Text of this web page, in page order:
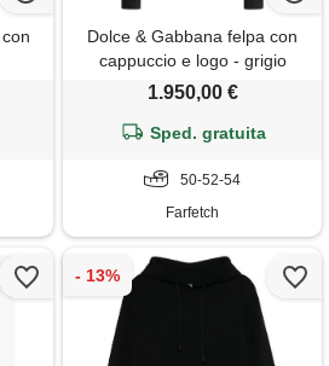
Dolce & Gabbana felpa con
cappuccio e logo - grigio
1.950,00 €
Sped. gratuita
50-52-54
Farfetch